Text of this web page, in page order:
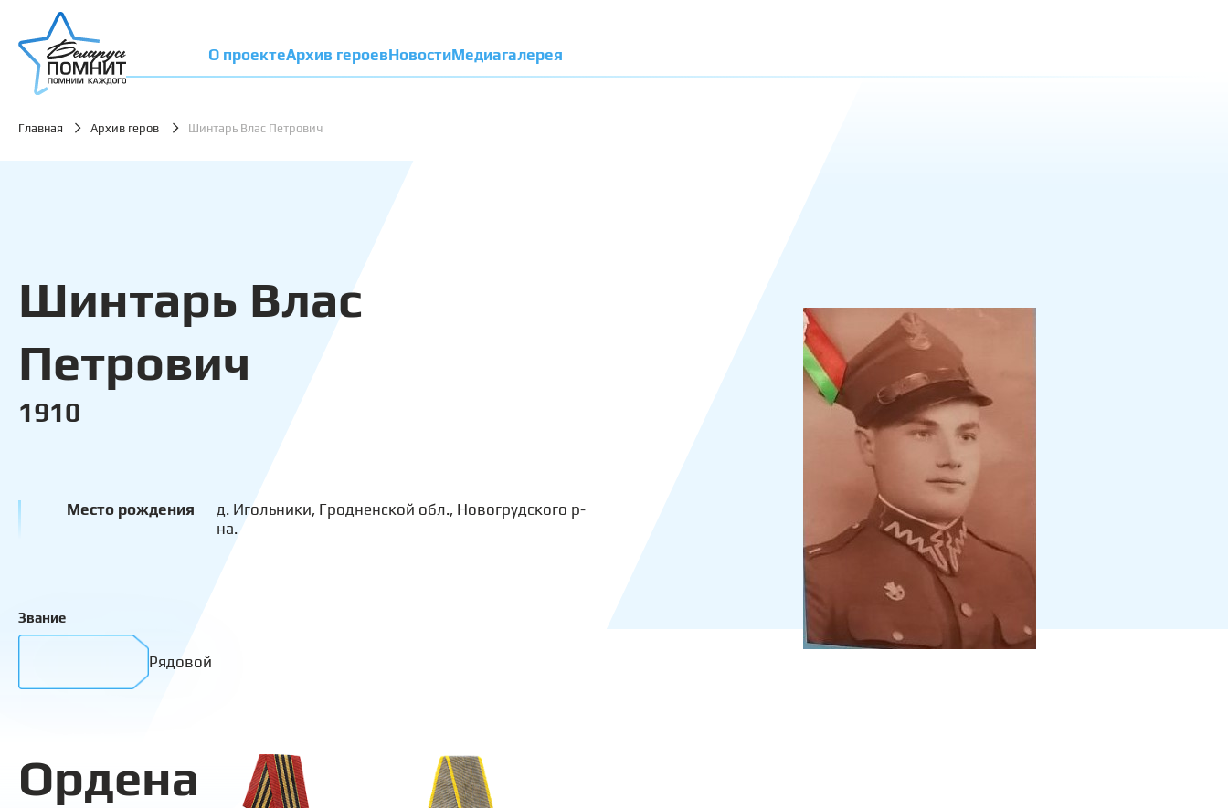
О проектеАрхив героевНовостиМедиагалерея
Главная Архив геров Шинтарь Влас Петрович
Шинтарь Влас
Петрович
1910
Место рождения
д. Игольники, Гродненской обл., Новогрудского р-
на.
Звание
Рядовой
Ордена